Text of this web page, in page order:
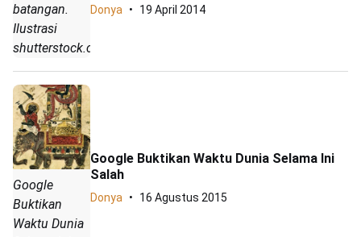
batangan.
Ilustrasi
shutterstock.com
Donya 19 April 2014
Google
Buktikan
Waktu Dunia
Google Buktikan Waktu Dunia Selama Ini
Salah
Donya 16 Agustus 2015